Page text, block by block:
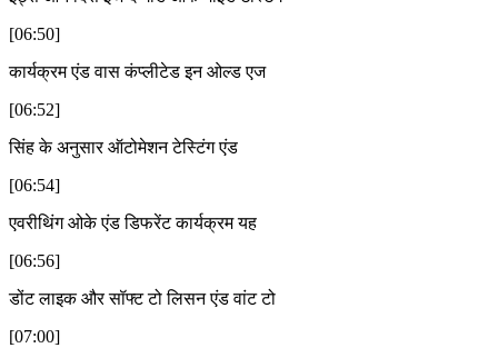
[06:50]
कार्यक्रम एंड वास कंप्लीटेड इन ओल्ड एज
[06:52]
सिंह के अनुसार ऑटोमेशन टेस्टिंग एंड
[06:54]
एवरीथिंग ओके एंड डिफरेंट कार्यक्रम यह
[06:56]
डोंट लाइक और सॉफ्ट टो लिसन एंड वांट टो
[07:00]